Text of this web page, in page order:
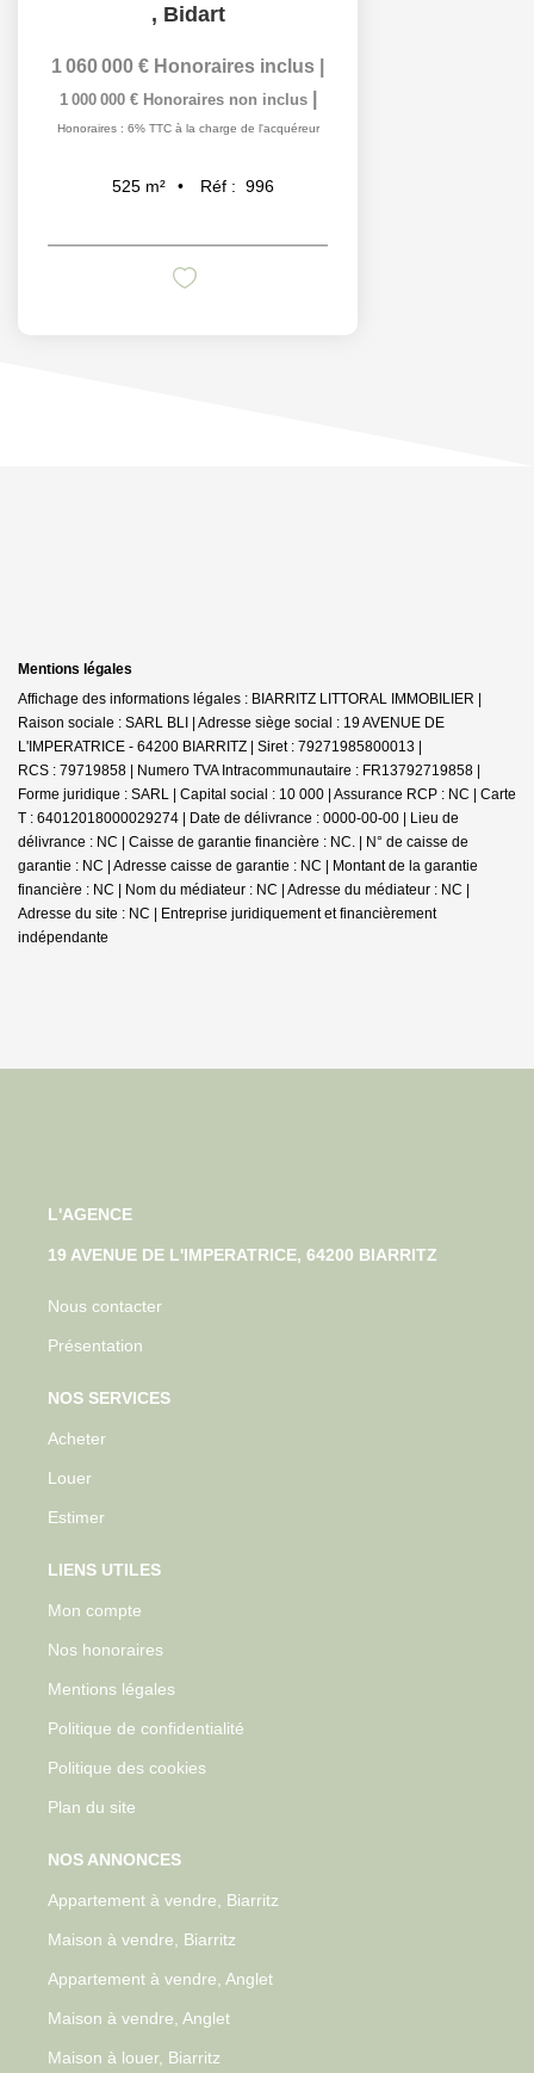
, Bidart
1 060 000 € Honoraires inclus
1 000 000 € Honoraires non inclus
Honoraires : 6% TTC à la charge de l'acquéreur
525 m² Réf : 996
Mentions légales
Affichage des informations légales : BIARRITZ LITTORAL IMMOBILIER |
Raison sociale : SARL BLI | Adresse siège social : 19 AVENUE DE
L'IMPERATRICE - 64200 BIARRITZ | Siret : 79271985800013 |
RCS : 79719858 | Numero TVA Intracommunautaire : FR13792719858 |
Forme juridique : SARL | Capital social : 10 000 | Assurance RCP : NC | Carte
T : 64012018000029274 | Date de délivrance : 0000-00-00 | Lieu de
délivrance : NC | Caisse de garantie financière : NC. | N° de caisse de
garantie : NC | Adresse caisse de garantie : NC | Montant de la garantie
financière : NC | Nom du médiateur : NC | Adresse du médiateur : NC |
Adresse du site : NC | Entreprise juridiquement et financièrement
indépendante
L'AGENCE
19 AVENUE DE L'IMPERATRICE, 64200 BIARRITZ
Nous contacter
Présentation
NOS SERVICES
Acheter
Louer
Estimer
LIENS UTILES
Mon compte
Nos honoraires
Mentions légales
Politique de confidentialité
Politique des cookies
Plan du site
NOS ANNONCES
Appartement à vendre, Biarritz
Maison à vendre, Biarritz
Appartement à vendre, Anglet
Maison à vendre, Anglet
Maison à louer, Biarritz